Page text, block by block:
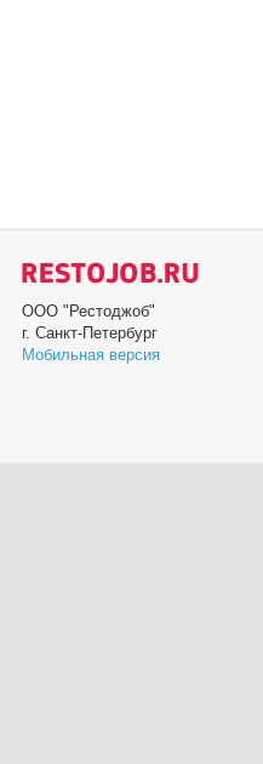
ООО "Рестоджоб"
г. Санкт-Петербург
Мобильная версия